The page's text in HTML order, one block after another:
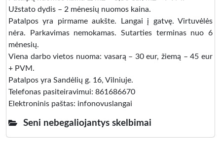
Užstato dydis – 2 mėnesių nuomos kaina.
Patalpos yra pirmame aukšte. Langai į gatvę. Virtuvėlės
nėra. Parkavimas nemokamas. Sutarties terminas nuo 6
mėnesių.
Viena darbo vietos nuoma: vasarą – 30 eur, žiemą – 45 eur
+ PVM.
Patalpos yra Sandėlių g. 16, Vilniuje.
Telefonas pasiteiravimui: 861686670
Elektroninis paštas: infonovuslangai
Seni nebegaliojantys skelbimai